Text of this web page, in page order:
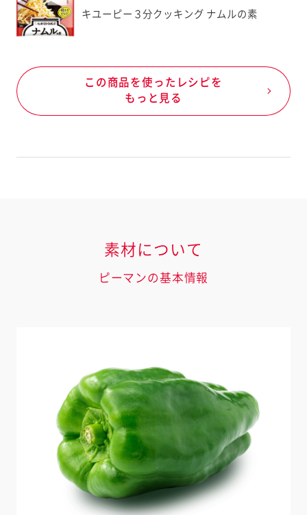
キユーピー３分クッキング ナムルの素
この商品を使ったレシピを
もっと見る
素材について
ピーマンの基本情報